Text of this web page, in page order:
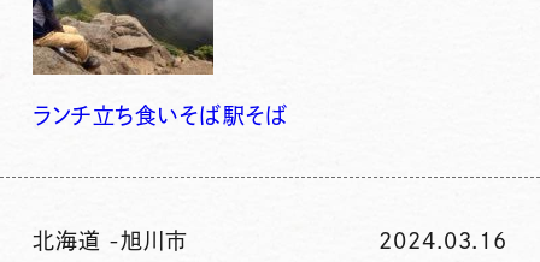
ランチ立ち食いそば駅そば
北海道 -旭川市 2024.03.16